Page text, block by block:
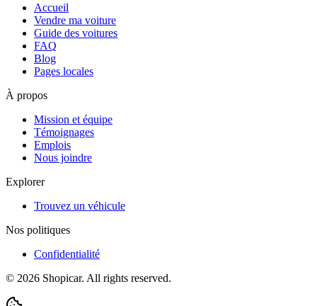
Accueil
Vendre ma voiture
Guide des voitures
FAQ
Blog
Pages locales
À propos
Mission et équipe
Témoignages
Emplois
Nous joindre
Explorer
Trouvez un véhicule
Nos politiques
Confidentialité
© 2026 Shopicar. All rights reserved.